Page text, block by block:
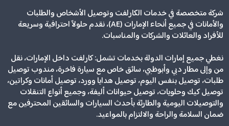
شركة متخصصة في خدمات الكارلفت وتوصيل الأشخاص والطلبات
والأمانات في جميع أنحاء الإمارات (AE)، نقدم حلولاً احترافية وسريعة
للأفراد والعائلات والشركات والمناسبات.
نغطي جميع إمارات الدولة بخدمات تشمل: كارلفت داخل الإمارات، نقل
من وإلى مطار دبي وأبوظبي، سائق خاص مع سيارة فاخرة، مندوب توصيل
طلبات، توصيل بنفس اليوم، توصيل هدايا وورد، توصيل أمانات وكراتين،
توصيل كيك وحلويات، توصيل حيوانات أليفة، وجميع أنواع التنقلات
والتوصيلات اليومية والطارئة بأحدث السيارات والسائقين المحترفين مع
ضمان السلامة والراحة والالتزام بالمواعيد.